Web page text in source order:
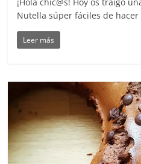
Nutella súper fáciles de
Leer más